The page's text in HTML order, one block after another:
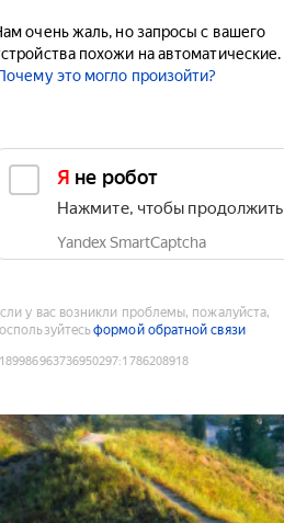
очень жаль, но запросы с вашего
похожи на автоматические.
это могло произойти?
Я не робот
Нажмите, чтобы продолжить
Yandex SmartCaptcha
у вас возникли проблемы, пожалуйста,
формой обратной связи
:1786208918